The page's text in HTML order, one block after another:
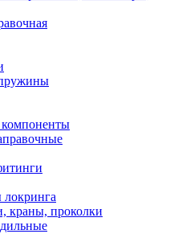
краны, проколки